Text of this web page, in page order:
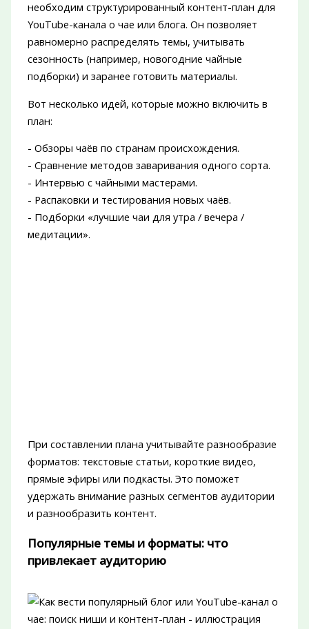
необходим структурированный контент-план для
YouTube-канала о чае или блога. Он позволяет
равномерно распределять темы, учитывать
сезонность (например, новогодние чайные
подборки) и заранее готовить материалы.
Вот несколько идей, которые можно включить в
план:
- Обзоры чаёв по странам происхождения.
- Сравнение методов заваривания одного сорта.
- Интервью с чайными мастерами.
- Распаковки и тестирования новых чаёв.
- Подборки «лучшие чаи для утра / вечера /
медитации».
При составлении плана учитывайте разнообразие
форматов: текстовые статьи, короткие видео,
прямые эфиры или подкасты. Это поможет
удержать внимание разных сегментов аудитории
и разнообразить контент.
Популярные темы и форматы: что
привлекает аудиторию